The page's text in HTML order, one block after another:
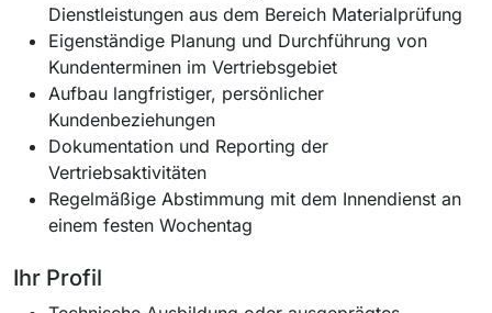
Dienstleistungen aus dem Bereich Materialprüfung
Eigenständige Planung und Durchführung von
Kundenterminen im Vertriebsgebiet
Aufbau langfristiger, persönlicher
Kundenbeziehungen
Dokumentation und Reporting der
Vertriebsaktivitäten
Regelmäßige Abstimmung mit dem Innendienst an
einem festen Wochentag
Ihr Profil